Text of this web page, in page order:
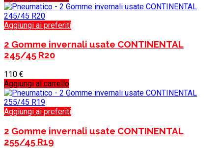
Aggiungi ai preferiti
2 Gomme invernali usate CONTINENTAL
245/45 R20
110 €
Aggiungi al carrello
Aggiungi ai preferiti
2 Gomme invernali usate CONTINENTAL
255/45 R19